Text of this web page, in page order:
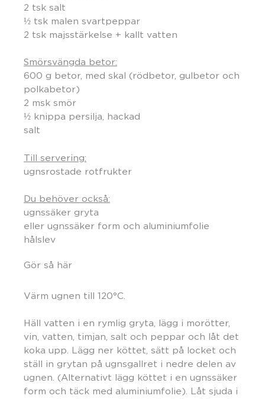
2 tsk salt
½ tsk malen svartpeppar
2 tsk majsstärkelse + kallt vatten
Smörsvängda betor:
600 g betor, med skal (rödbetor, gulbetor och
polkabetor)
2 msk smör
½ knippa persilja, hackad
salt
Till servering:
ugnsrostade rotfrukter
Du behöver också:
ugnssäker gryta
eller ugnssäker form och aluminiumfolie
hålslev
Gör så här
Värm ugnen till 120°C.
Häll vatten i en rymlig gryta, lägg i morötter,
vin, vatten, timjan, salt och peppar och låt det
koka upp. Lägg ner köttet, sätt på locket och
ställ in grytan på ugnsgallret i nedre delen av
ugnen. (Alternativt lägg köttet i en ugnssäker
form och täck med aluminiumfolie). Låt sjuda i